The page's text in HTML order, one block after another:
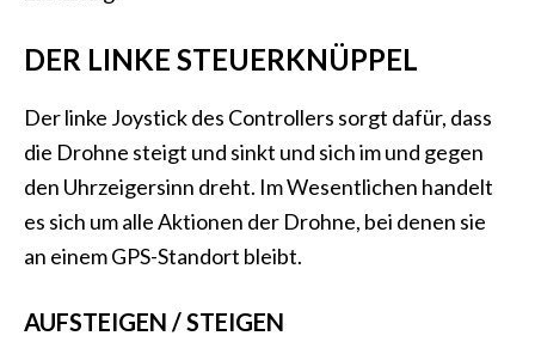
DER LINKE STEUERKNÜPPEL
Der linke Joystick des Controllers sorgt dafür, dass
die Drohne steigt und sinkt und sich im und gegen
den Uhrzeigersinn dreht. Im Wesentlichen handelt
es sich um alle Aktionen der Drohne, bei denen sie
an einem GPS-Standort bleibt.
AUFSTEIGEN / STEIGEN